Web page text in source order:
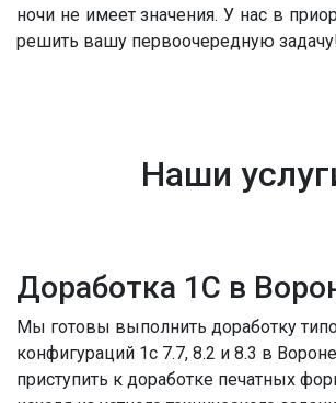
ночи не имеет значения. У нас в
решить вашу первоочередную
Наши
Доработка 1С в
Мы готовы выполнить доработку
конфигураций 1с 7.7, 8.2 и 8.3 в
приступить к доработке печатных